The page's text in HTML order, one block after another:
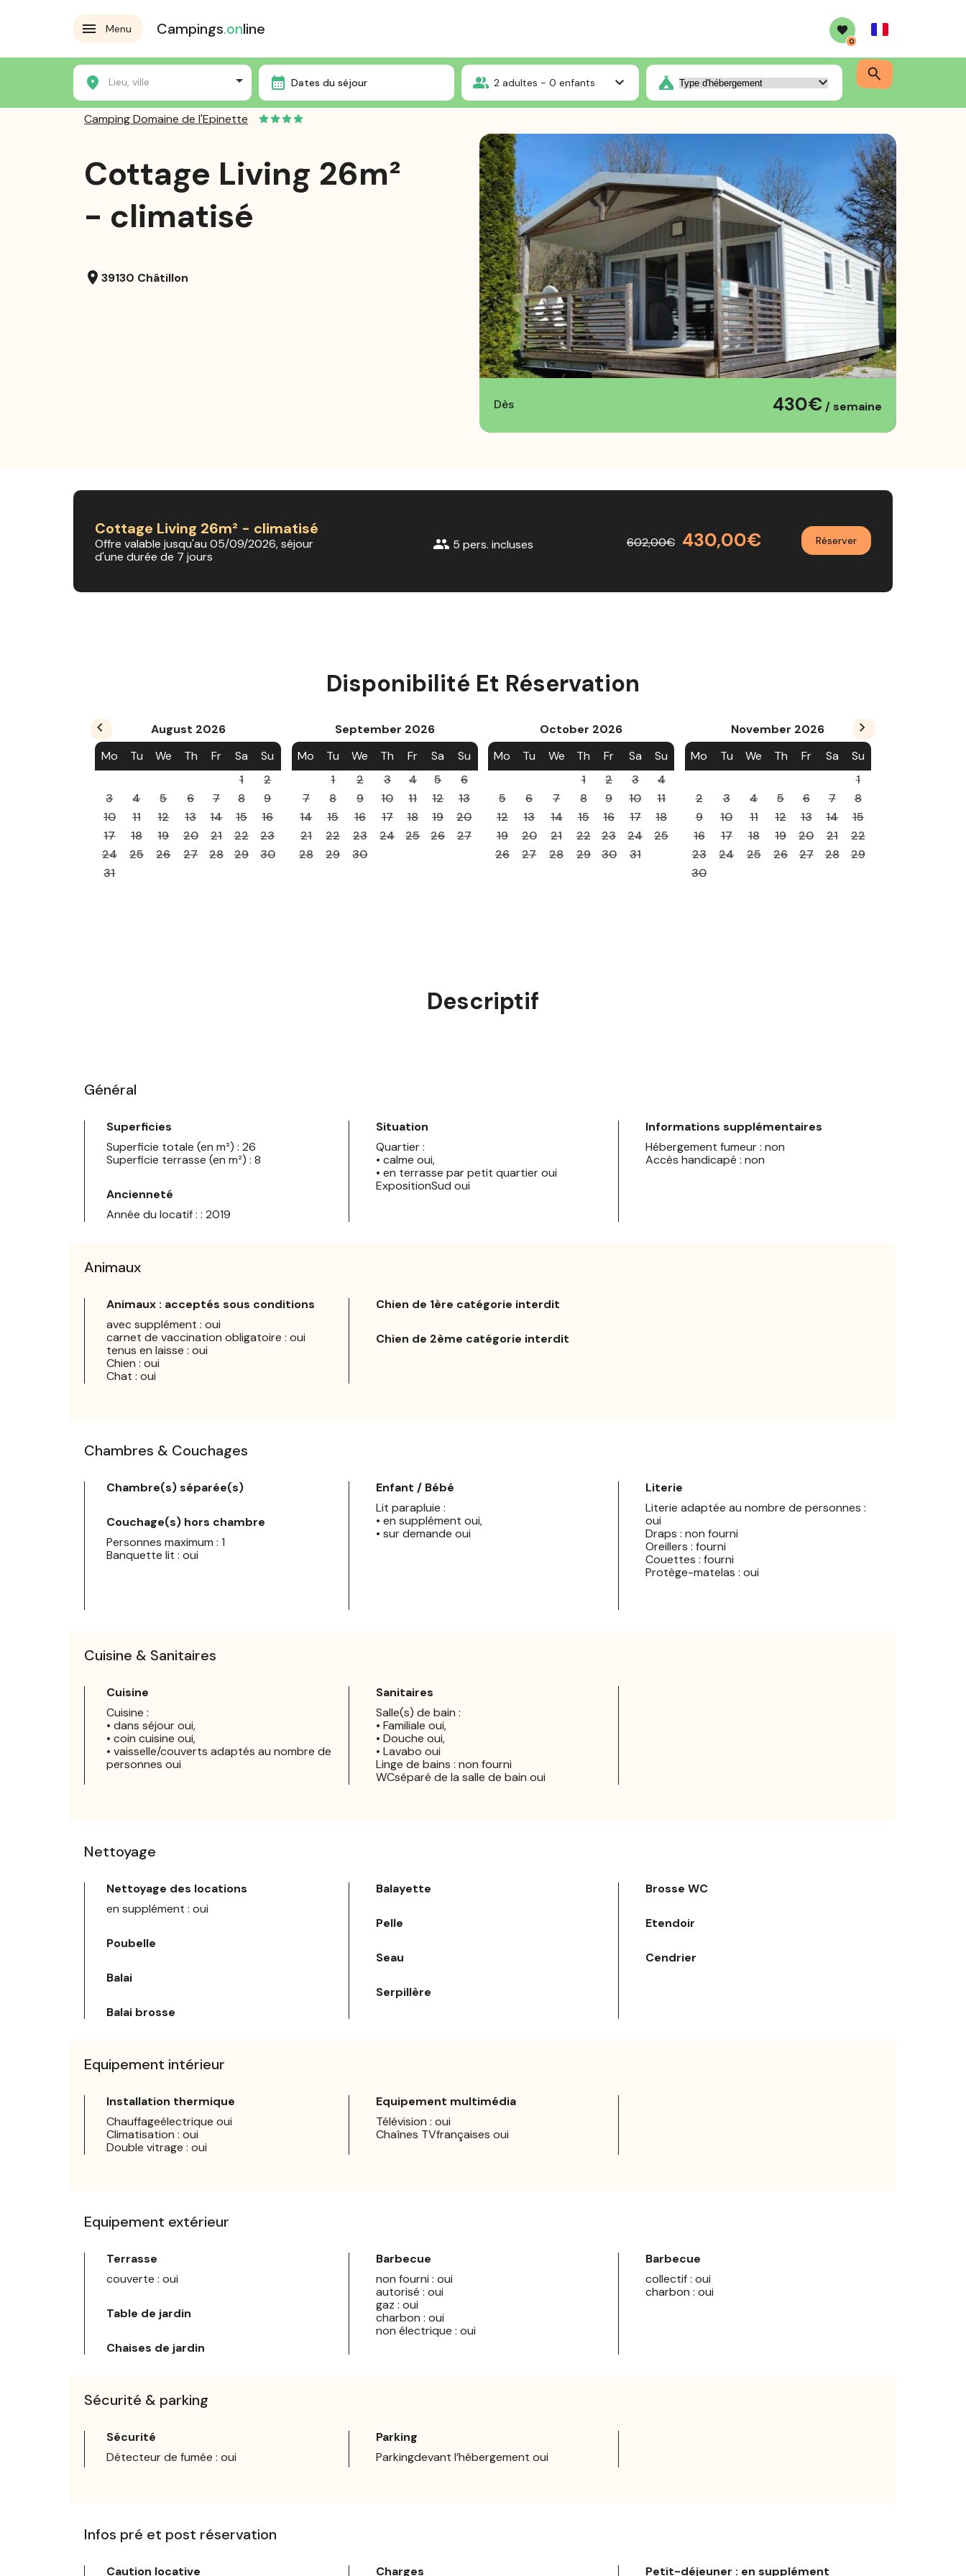
Menu Campings.online
0
Lieu, ville Dates du séjour 2adultes - 0 enfants
Accueil Les campings Camping Domaine de l'Epinette Cottage Living 26m² - climatisé
Camping Domaine de l'Epinette
Cottage Living 26m²
- climatisé
location_on 39130 Châtillon
Dès 430€ / semaine
Cottage Living 26m² - climatisé
Offre valable jusqu'au 05/09/2026, séjour
d'une durée de 7 jours
group 5 pers. incluses 602,00€ 430,00€ Réserver
Disponibilité Et Réservation
August 2026
Mo
Tu We Th Fr Sa
Su
1
2
3
4 5 6 7 8
9
10
11 12 13 14 15
16
17
18 19 20 21 22
23
24
25 26 27 28 29
30
31
September 2026
Mo
Tu We Th Fr Sa
Su
1
2 3 4 5
6
7
8 9 10 11 12
13
14
15 16 17 18 19
20
21
22 23 24 25 26
27
28
29 30
October 2026
Mo
Tu We Th Fr Sa
Su
1
2 3
4
5
6 7 8 9 10
11
12
13 14 15 16 17
18
19
20 21 22 23 24
25
26
27 28 29 30 31
November 2026
Mo
Tu We Th Fr Sa
Su
1
2
3 4 5 6 7
8
9
10 11 12 13 14
15
16
17 18 19 20 21
22
23
24 25 26 27 28
29
30
Descriptif
Général
Superficies
Superficie totale (en m²) : 26
Superficie terrasse (en m²) : 8
Ancienneté
Année du locatif : : 2019
Situation
Quartier :
• calme oui,
• en terrasse par petit quartier oui
ExpositionSud oui
Informations supplémentaires
Hébergement fumeur : non
Accès handicapé : non
Animaux
Animaux : acceptés sous conditions
avec supplément : oui
carnet de vaccination obligatoire : oui
tenus en laisse : oui
Chien : oui
Chat : oui
Chien de 1ère catégorie interdit
Chien de 2ème catégorie interdit
Chambres & Couchages
Chambre(s) séparée(s)
Couchage(s) hors chambre
Personnes maximum : 1
Banquette lit : oui
Enfant / Bébé
Lit parapluie :
• en supplément oui,
• sur demande oui
Literie
Literie adaptée au nombre de personnes :
oui
Draps : non fourni
Oreillers : fourni
Couettes : fourni
Protège-matelas : oui
Cuisine & Sanitaires
Cuisine
Cuisine :
• dans séjour oui,
• coin cuisine oui,
• vaisselle/couverts adaptés au nombre de
personnes oui
Sanitaires
Salle(s) de bain :
• Familiale oui,
• Douche oui,
• Lavabo oui
Linge de bains : non fourni
WCséparé de la salle de bain oui
Nettoyage
Nettoyage des locations
en supplément : oui
Poubelle
Balai
Balai brosse
Balayette
Pelle
Seau
Serpillère
Brosse WC
Etendoir
Cendrier
Equipement intérieur
Installation thermique
Chauffageélectrique oui
Climatisation : oui
Double vitrage : oui
Equipement multimédia
Télévision : oui
Chaînes TVfrançaises oui
Equipement extérieur
Terrasse
couverte : oui
Table de jardin
Chaises de jardin
Barbecue
non fourni : oui
autorisé : oui
gaz : oui
charbon : oui
non électrique : oui
Barbecue
collectif : oui
charbon : oui
Sécurité & parking
Sécurité
Détecteur de fumée : oui
Parking
Parkingdevant l’hébergement oui
Infos pré et post réservation
Caution locative Charges Petit-déjeuner : en supplément